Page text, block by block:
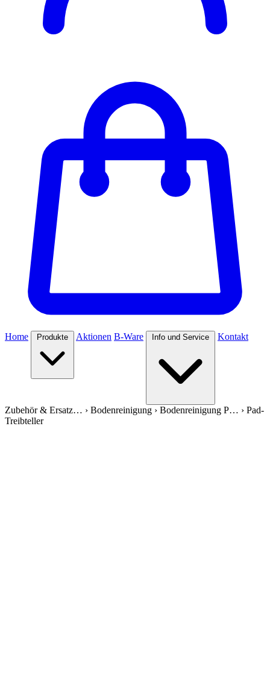
Home Produkte Aktionen B-Ware Info und Service Kontakt
Zubehör & Ersatz… › Bodenreinigung › Bodenreinigung P… › Pad-
Treibteller